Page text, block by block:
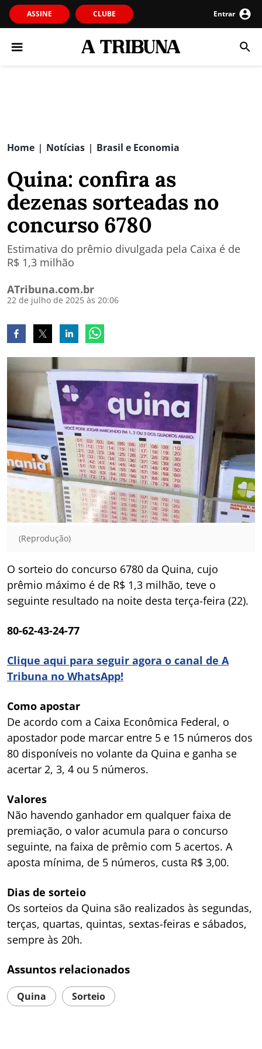
ASSINE CLUBE Entrar
Home | Notícias | Brasil e Economia
Quina: confira as
dezenas sorteadas no
concurso 6780
Estimativa do prêmio divulgada pela Caixa é de
R$ 1,3 milhão
ATribuna.com.br
22 de julho de 2025 às 20:06
(Reprodução)
O sorteio do concurso 6780 da Quina, cujo
prêmio máximo é de R$ 1,3 milhão, teve o
seguinte resultado na noite desta terça-feira (22).
80-62-43-24-77
Clique aqui para seguir agora o canal de A
Tribuna no WhatsApp!
Como apostar
De acordo com a Caixa Econômica Federal, o
apostador pode marcar entre 5 e 15 números dos
80 disponíveis no volante da Quina e ganha se
acertar 2, 3, 4 ou 5 números.
Valores
Não havendo ganhador em qualquer faixa de
premiação, o valor acumula para o concurso
seguinte, na faixa de prêmio com 5 acertos. A
aposta mínima, de 5 números, custa R$ 3,00.
Dias de sorteio
Os sorteios da Quina são realizados às segundas,
terças, quartas, quintas, sextas-feiras e sábados,
sempre às 20h.
Assuntos relacionados
Quina Sorteio